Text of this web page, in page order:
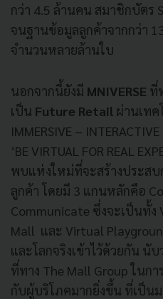
กว่า 4.5 ล้านคน สมาชิกบัตร
จนฐานข้อมูลลูกค้าจากกว่า
จำนวนหลายล้านใบ
นอกจากนี้ยังมี MNIVERSE ที่
เป็น Future Retail ผ่านเทค
IMMERSIVE –
‘BE VIRTUAL FOR REAL
พบแห่งใหม่ที่จะสร้างประส
ลูกค้า โดยมี 3 แกนหลักคือ
Communicate ซึ่งจะเป็นทั้
Mall และ Virtual
และโลกจริงเข้าไว้ด้วยกัน นั
ที่ทาง The Mall Group ใน
กับผู้บริโภคมากยิ่งขึ้น ที่เป็น